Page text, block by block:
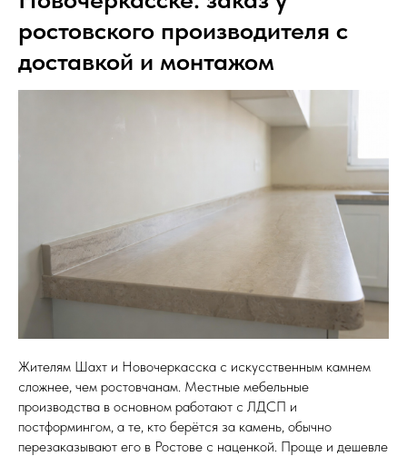
Написать в Telegram
Интегрированные и подклеенные
Кухонные фартуки
Стеновые панели из камня
Барные стойки
Для кухни и домашнего бара
Мангальные зоны
Столешницы для барбекю
Кухонная техника
Подбор под столешницу
ростовского производителя с
доставкой и монтажом
Жителям Шахт и Новочеркасска с искусственным камнем
сложнее, чем ростовчанам. Местные мебельные
производства в основном работают с ЛДСП и
постформингом, а те, кто берётся за камень, обычно
перезаказывают его в Ростове с наценкой. Проще и дешевле